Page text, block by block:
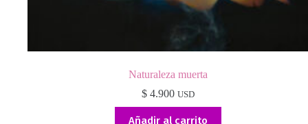
Naturaleza muerta
$4.900 USD
Añadir al carrito